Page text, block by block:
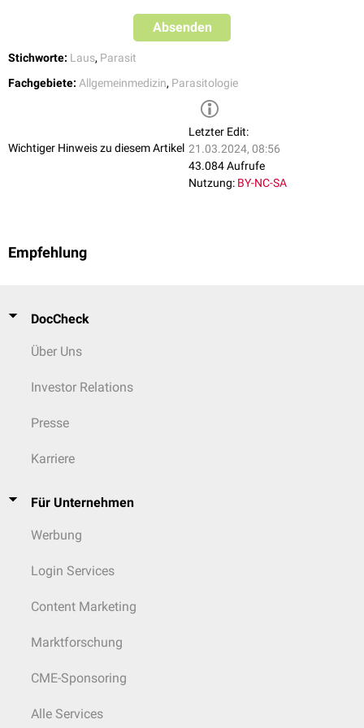
Absenden
Stichworte: Laus, Parasit
Fachgebiete: Allgemeinmedizin, Parasitologie
Wichtiger Hinweis zu diesem Artikel
Letzter Edit:
21.03.2024, 08:56
43.084 Aufrufe
Nutzung: BY-NC-SA
Empfehlung
DocCheck
Über Uns
Investor Relations
Presse
Karriere
Für Unternehmen
Werbung
Login Services
Content Marketing
Marktforschung
CME-Sponsoring
Alle Services